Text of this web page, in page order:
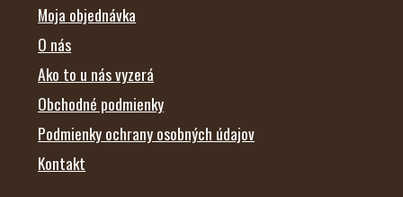
Moja objednávka
O nás
Ako to u nás vyzerá
Obchodné podmienky
Podmienky ochrany osobných údajov
Kontakt